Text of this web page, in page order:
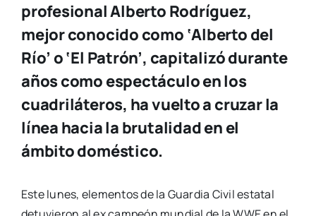
profesional Alberto Rodríguez,
mejor conocido como ‘Alberto del
Río’ o ‘El Patrón’, capitalizó durante
años como espectáculo en los
cuadriláteros, ha vuelto a cruzar la
línea hacia la brutalidad en el
ámbito doméstico.
Este lunes, elementos de la Guardia Civil estatal